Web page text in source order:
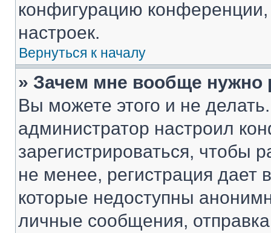
конфигурацию
настроек.
Вернуться к началу
» Зачем мне вообще нужно
Вы можете этого и не
администратор настроил
зарегистрироваться, чтобы
не менее, регистрация
которые недоступны
личные сообщения,